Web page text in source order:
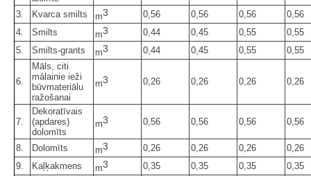
3.
Kvarca smilts m3 0,56 0,56 0,56
0,56
4.
Smilts m3 0,44 0,45 0,55
0,55
5.
Smilts-grants m3 0,44 0,45 0,55 0,55
6.
Māls, citi
mālainie ieži
būvmateriālu
ražošanai
m3 0,26 0,26 0,26 0,26
7.
Dekoratīvais
(apdares)
dolomīts
m3 0,56 0,56 0,56 0,56
8. Dolomīts m3 0,26 0,26 0,26
0,26
9.
Kaļķakmens m3 0,35 0,35 0,35 0,35